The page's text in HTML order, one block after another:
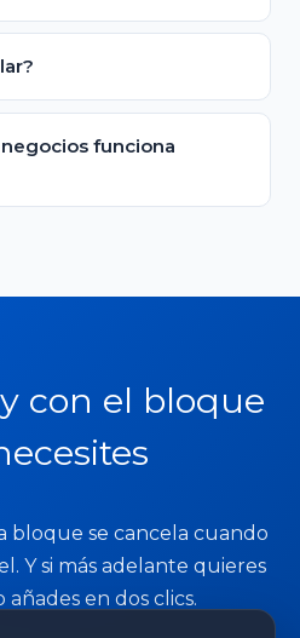
funciona
con el bloque
bloque se cancela cuando
Y si más adelante quieres
en dos clics.